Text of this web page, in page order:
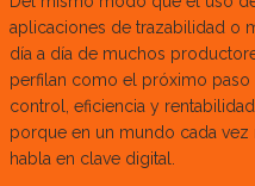
aplicaciones de trazabilidad o
día a día de muchos
perfilan como el próximo
control, eficiencia y
porque en un mundo cada
habla en clave digital.